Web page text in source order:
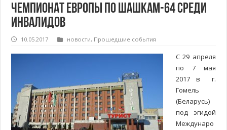
Чемпионат Европы по шашкам-64 среди
инвалидов
10.05.2017 новости, Прошедшие события
С 29 апреля
по 7 мая
2017 в г.
Гомель
(Беларусь)
под эгидой
Междунаро